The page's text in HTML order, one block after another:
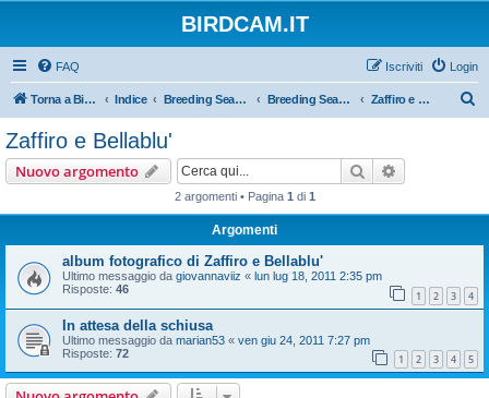
BIRDCAM.IT
FAQ Login
Iscriviti
Torna a Birdcam.it Indice Breeding Seasons 2011 Breeding Season 2011 Zaffiro e Bellablu'
Zaffiro e Bellablu'
Nuovo argomento Cerca
2 argomenti • Pagina 1 di 1
Argomenti
album fotografico di Zaffiro e Bellablu'
Ultimo messaggio da giovannaviiz « lun lug 18, 2011 2:35 pm
Risposte: 46 1 2 3 4
In attesa della schiusa
Ultimo messaggio da marian53 « ven giu 24, 2011 7:27 pm
Risposte: 72 1 2 3 4 5